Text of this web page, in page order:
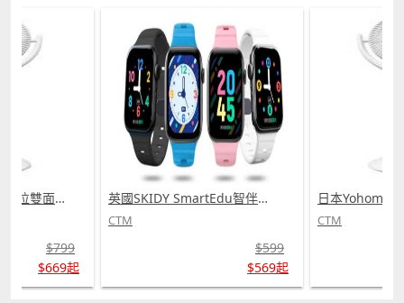
日本Yohome 5D全方位雙面雙葉對流淨化智能語音伸縮循環扇 PRO (需訂貨)
$799
$669起
英國SKIDY SmartEdu智伴高清流暢五重定位遠控180°旋攝雙向視頻海外適配兒童智能手錶PRO (需訂貨)
CTM
$599
$569起
CTM